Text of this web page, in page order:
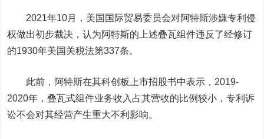
2021年10月，美国国际贸易委员会对阿特斯涉嫌专利侵
权做出初步裁决，认为阿特斯的上述叠瓦组件违反了经修订
的1930年美国关税法第337条。
此前，阿特斯在其科创板上市招股书中表示，2019-
2020年，叠瓦式组件业务收入占其营收的比例较小，专利诉
讼不会对其经营产生重大不利影响。